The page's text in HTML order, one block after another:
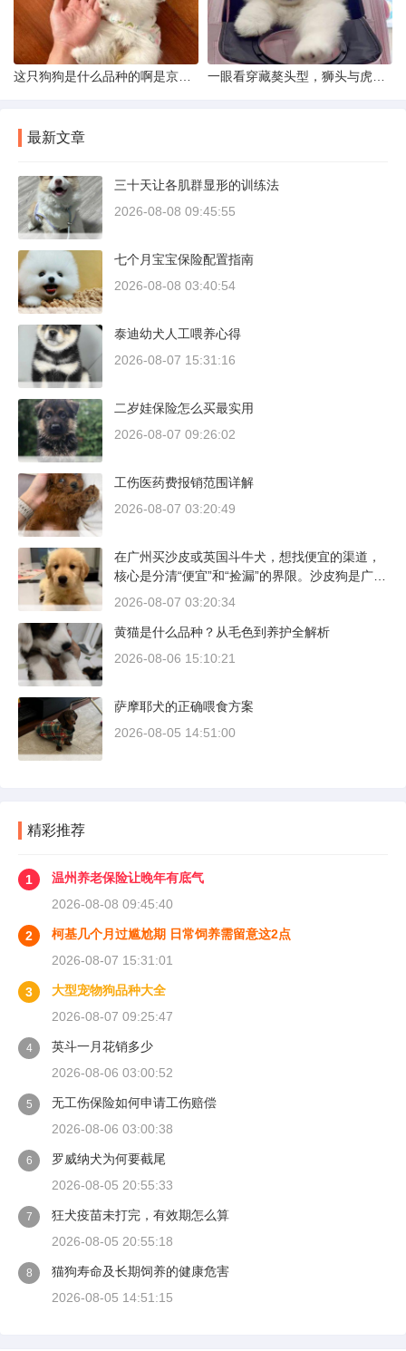
最新文章
三十天让各肌群显形的训练法
2026-08-08 09:45:55
七个月宝宝保险配置指南
2026-08-08 03:40:54
泰迪幼犬人工喂养心得
2026-08-07 15:31:16
二岁娃保险怎么买最实用
2026-08-07 09:26:02
工伤医药费报销范围详解
2026-08-07 03:20:49
在广州买沙皮或英国斗牛犬，想找便宜的渠道，
核心是分清“便宜”和“捡漏”的界限。沙皮狗是广东
本地犬种，价格比北方城市有优势；英国斗牛犬
方和真实价格区间。
2026-08-07 03:20:34
黄猫是什么品种？从毛色到养护全解析
2026-08-06 15:10:21
萨摩耶犬的正确喂食方案
2026-08-05 14:51:00
精彩推荐
1
温州养老保险让晚年有底气
2026-08-08 09:45:40
2
柯基几个月过尴尬期 日常饲养需留意这2点
2026-08-07 15:31:01
3
大型宠物狗品种大全
2026-08-07 09:25:47
4
英斗一月花销多少
2026-08-06 03:00:52
5
无工伤保险如何申请工伤赔偿
2026-08-06 03:00:38
6
罗威纳犬为何要截尾
2026-08-05 20:55:33
7
狂犬疫苗未打完，有效期怎么算
2026-08-05 20:55:18
8
猫狗寿命及长期饲养的健康危害
2026-08-05 14:51:15